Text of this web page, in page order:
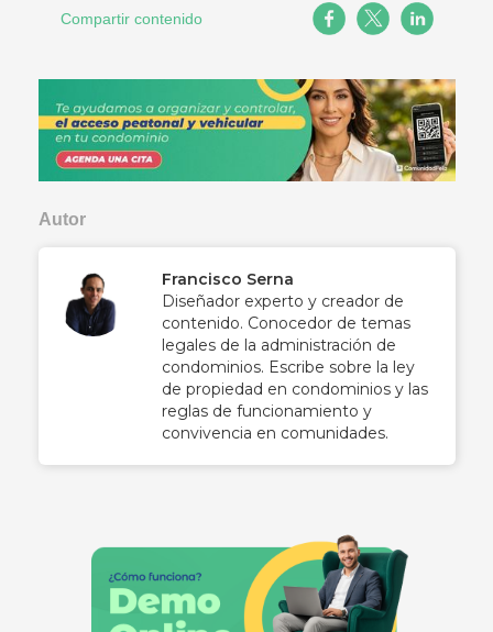
Compartir contenido
Autor
Francisco Serna
Diseñador experto y creador de
contenido. Conocedor de temas
legales de la administración de
condominios. Escribe sobre la ley
de propiedad en condominios y las
reglas de funcionamiento y
convivencia en comunidades.